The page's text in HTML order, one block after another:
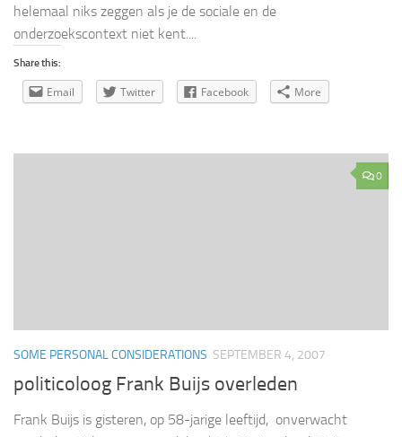
helemaal niks zeggen als je de sociale en de
onderzoekscontext niet kent....
Share this:
Email Twitter Facebook More
0
SOME PERSONAL CONSIDERATIONS SEPTEMBER 4, 2007
politicoloog Frank Buijs overleden
Frank Buijs is gisteren, op 58-jarige leeftijd, onverwacht